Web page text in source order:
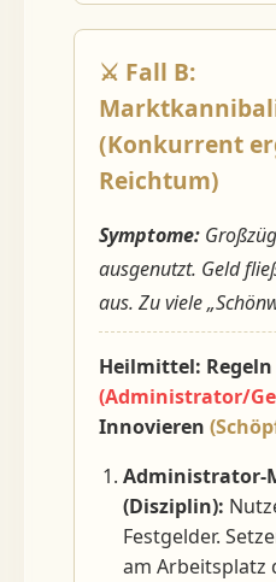
⚔️ Fall B:
(Konkurrent
Reichtum)
Symptome:
ausgenutzt. Geld
aus. Zu viele
Heilmittel:
(Administrator/
Innovieren
Administrator-
(Disziplin):
Festgelder.
am Arbeitsplatz